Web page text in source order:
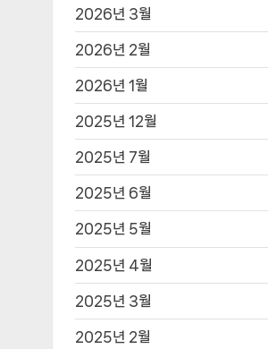
2026년 3월
2026년 2월
2026년 1월
2025년 12월
2025년 7월
2025년 6월
2025년 5월
2025년 4월
2025년 3월
2025년 2월